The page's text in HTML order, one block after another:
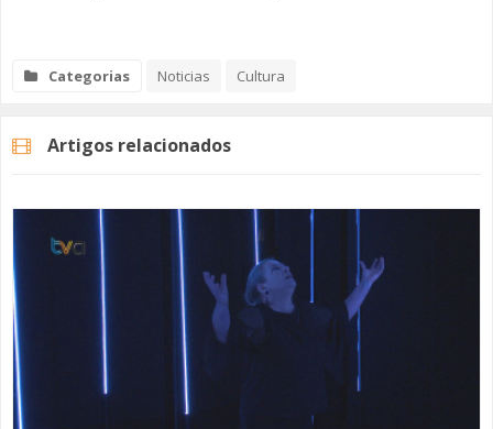
Categorias Noticias Cultura
Artigos relacionados